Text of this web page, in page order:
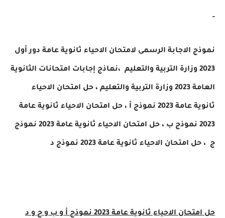
الاجابة الرسمى لامتحان الاحياء ثانوية عامة دور أول
نماذج إجابات امتحانات الثانوية
امتحان الاحياء
2023 نموذج أ ، حلامتحان الاحياء ثانوية عامة
امتحان الاحياء ثانوية عامة 2023 نموذج
امتحان الاحياء ثانوية عامة 2023 نموذج د
الاحياءثانوية عامة 2023 نموذج أ و ب و ج و د